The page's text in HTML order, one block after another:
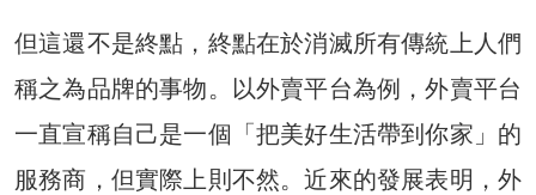
但這還不是終點，終點在於消滅所有傳統上人們
稱之為品牌的事物。以外賣平台為例，外賣平台
一直宣稱自己是一個「把美好生活帶到你家」的
服務商，但實際上則不然。近來的發展表明，外